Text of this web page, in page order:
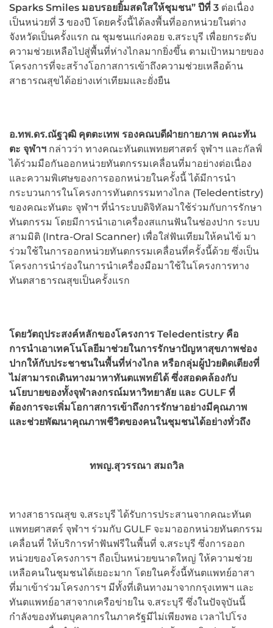
Sparks Smiles มอบรอยยิ้มสดใสให้ชุมชน” ปีที่ 3 ต่อเนื่อง
เป็นหน่วยที่ 3 ของปี โดยครั้งนี้ได้ลงพื้นที่ออกหน่วยในต่าง
จังหวัดเป็นครั้งแรก ณ ชุมชนแก่งคอย จ.สระบุรี เพื่อยกระดับ
ความช่วยเหลือไปสู่พื้นที่ห่างไกลมากยิ่งขึ้น ตามเป้าหมายของ
โครงการที่จะสร้างโอกาสการเข้าถึงความช่วยเหลือด้าน
สาธารณสุขได้อย่างเท่าเทียมและยั่งยืน
อ.ทพ.ดร.ณัฐวุฒิ คุตตะเทพ รองคณบดีฝ่ายกายภาพ คณะทัน
ตะ จุฬาฯ กล่าวว่า ทางคณะทันตแพทยศาสตร์ จุฬาฯ และกัลฟ์
ได้ร่วมมือกันออกหน่วยทันตกรรมเคลื่อนที่มาอย่างต่อเนื่อง
และความพิเศษของการออกหน่วยในครั้งนี้ ได้มีการนำ
กระบวนการในโครงการทันตกรรมทางไกล (Teledentistry)
ของคณะทันตะ จุฬาฯ ที่นำระบบดิจิทัลมาใช้ร่วมกับการรักษา
ทันตกรรม โดยมีการนำเอาเครื่องสแกนฟันในช่องปาก ระบบ
สามมิติ (Intra-Oral Scanner) เพื่อใส่ฟันเทียมให้คนไข้ มา
ร่วมใช้ในการออกหน่วยทันตกรรมเคลื่อนที่ครั้งนี้ด้วย ซึ่งเป็น
โครงการนำร่องในการนำเครื่องมือมาใช้ในโครงการทาง
ทันตสาธารณสุขเป็นครั้งแรก
โดยวัตถุประสงค์หลักของโครงการ Teledentistry คือ
การนำเอาเทคโนโลยีมาช่วยในการรักษาปัญหาสุขภาพช่อง
ปากให้กับประชาชนในพื้นที่ห่างไกล หรือกลุ่มผู้ป่วยติดเตียงที่
ไม่สามารถเดินทางมาหาทันตแพทย์ได้ ซึ่งสอดคล้องกับ
นโยบายของทั้งจุฬาลงกรณ์มหาวิทยาลัย และ GULF ที่
ต้องการจะเพิ่มโอกาสการเข้าถึงการรักษาอย่างมีคุณภาพ
และช่วยพัฒนาคุณภาพชีวิตของคนในชุมชนได้อย่างทั่วถึง
ทพญ.สุวรรณา สมถวิล
ทางสาธารณสุข จ.สระบุรี ได้รับการประสานจากคณะทันต
แพทยศาสตร์ จุฬาฯ ร่วมกับ GULF จะมาออกหน่วยทันตกรรม
เคลื่อนที่ ให้บริการทำฟันฟรีในพื้นที่ จ.สระบุรี ซึ่งการออก
หน่วยของโครงการฯ ถือเป็นหน่วยขนาดใหญ่ ให้ความช่วย
เหลือคนในชุมชนได้เยอะมาก โดยในครั้งนี้ทันตแพทย์อาสา
ที่มาเข้าร่วมโครงการฯ มีทั้งที่เดินทางมาจากกรุงเทพฯ และ
ทันตแพทย์อาสาจากเครือข่ายใน จ.สระบุรี ซึ่งในปัจจุบันนี้
กำลังของทันตบุคลากรในภาครัฐมีไม่เพียงพอ เวลาไปโรง